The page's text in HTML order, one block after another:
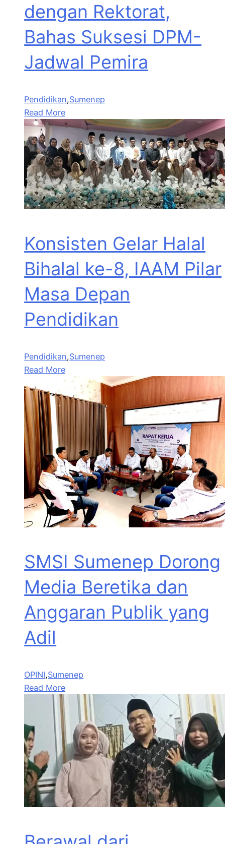
dengan Rektorat,
Bahas Suksesi DPM-
Jadwal Pemira
Pendidikan,Sumenep
Read More
Konsisten Gelar Halal
Bihalal ke-8, IAAM Pilar
Masa Depan
Pendidikan
Pendidikan,Sumenep
Read More
SMSI Sumenep Dorong
Media Beretika dan
Anggaran Publik yang
Adil
OPINI,Sumenep
Read More